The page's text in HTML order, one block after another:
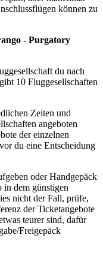
können zu
- Purgatory
du nach
10 Fluggesellschaften
Zeiten und
angeboten
der einzelnen
du eine Entscheidung
oder Handgepäck
in dem günstigen
nicht der Fall, prüfe,
der Ticketangebote
teurer sind, dafür
Freigepäck